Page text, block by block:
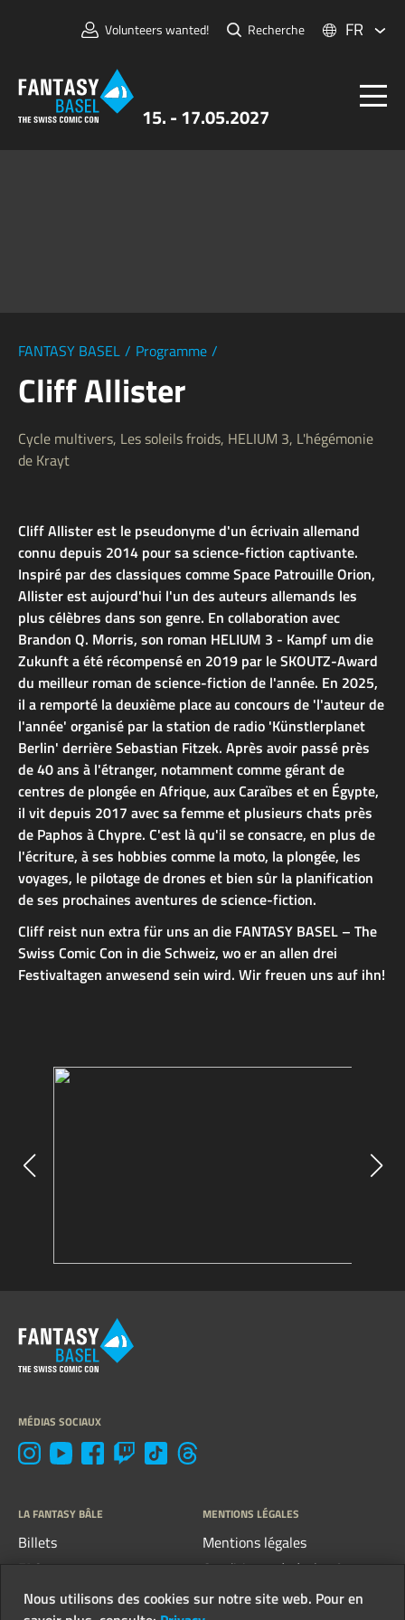
15. - 17.05.2027
Volunteers wanted! Recherche FR
FANTASY BASEL / Programme /
Cliff Allister
Cycle multivers, Les soleils froids, HELIUM 3, L'hégémonie
de Krayt
Cliff Allister est le pseudonyme d'un écrivain allemand
connu depuis 2014 pour sa science-fiction captivante.
Inspiré par des classiques comme Space Patrouille Orion,
Allister est aujourd'hui l'un des auteurs allemands les
plus célèbres dans son genre. En collaboration avec
Brandon Q. Morris, son roman HELIUM 3 - Kampf um die
Zukunft a été récompensé en 2019 par le SKOUTZ-Award
du meilleur roman de science-fiction de l'année. En 2025,
il a remporté la deuxième place au concours de 'l'auteur de
l'année' organisé par la station de radio 'Künstlerplanet
Berlin' derrière Sebastian Fitzek. Après avoir passé près
de 40 ans à l'étranger, notamment comme gérant de
centres de plongée en Afrique, aux Caraïbes et en Égypte,
il vit depuis 2017 avec sa femme et plusieurs chats près
de Paphos à Chypre. C'est là qu'il se consacre, en plus de
l'écriture, à ses hobbies comme la moto, la plongée, les
voyages, le pilotage de drones et bien sûr la planification
de ses prochaines aventures de science-fiction.
Cliff reist nun extra für uns an die FANTASY BASEL – The
Swiss Comic Con in die Schweiz, wo er an allen drei
Festivaltagen anwesend sein wird. Wir freuen uns auf ihn!
MÉDIAS SOCIAUX
LA FANTASY BÂLE
Billets
FAQ
Contact
MENTIONS LÉGALES
Mentions légales
Conditions générales &
Protection des données
Nous utilisons des cookies sur notre site web. Pour en